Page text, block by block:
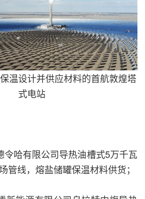
温设计并供应材料的首航敦煌塔
式电站
令哈有限公司导热油槽式5万千瓦
管线，熔盐储罐保温材料供货；